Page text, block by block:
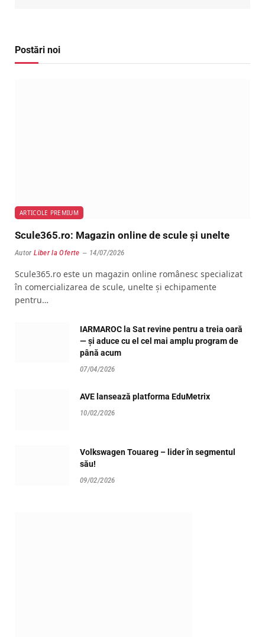
Postări noi
ARTICOLE PREMIUM
Scule365.ro: Magazin online de scule și unelte
Autor Liber la Oferte 14/07/2026
Scule365.ro este un magazin online românesc specializat
în comercializarea de scule, unelte și echipamente
pentru…
IARMAROC la Sat revine pentru a treia oară
— și aduce cu el cel mai amplu program de
până acum
07/04/2026
AVE lansează platforma EduMetrix
10/02/2026
Volkswagen Touareg – lider în segmentul
său!
09/02/2026